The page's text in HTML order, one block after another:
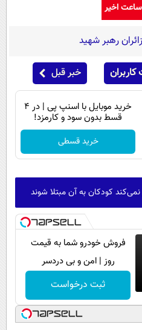
اخیر
رهبر شهید
خبر قبل
خرید موبایل با اسنپ پی | در ۴
قسط بدون سود و کارمزد!
خرید قسطی
کودکان به آن مبتلا شوند
فروش خودرو شما به قیمت
روز | امن و بی دردسر
ثبت درخواست